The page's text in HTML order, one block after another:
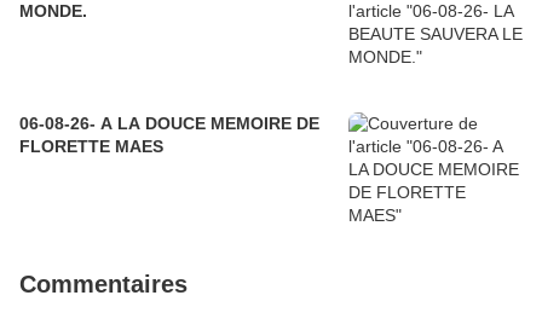
MONDE.
06-08-26- A LA DOUCE MEMOIRE DE
FLORETTE MAES
Commentaires